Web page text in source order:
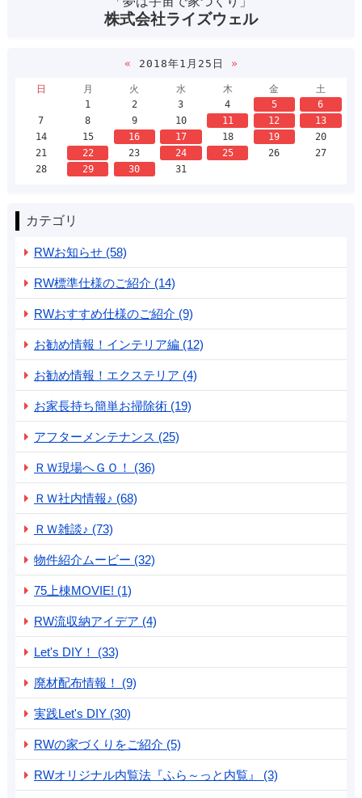
株式会社ライズウェル
« 2018年1月25日 »
日 月 火 水 木 金
土
1
2 3 4 5
6
7
8 9 10 11 12
13
14
15 16 17 18 19
20
21
22 23 24 25 26
27
28
29 30 31
カテゴリ
RWお知らせ (58)
RW標準仕様のご紹介 (14)
RWおすすめ仕様のご紹介 (9)
お勧め情報！インテリア編 (12)
お勧め情報！エクステリア (4)
お家長持ち簡単お掃除術 (19)
アフターメンテナンス (25)
ＲＷ現場へＧＯ！ (36)
ＲＷ社内情報♪ (68)
ＲＷ雑談♪ (73)
物件紹介ムービー (32)
75上棟MOVIE! (1)
RW流収納アイデア (4)
Let's DIY！ (33)
廃材配布情報！ (9)
実践Let's DIY (30)
RWの家づくりをご紹介 (5)
RWオリジナル内覧法『ふら～っと内覧』 (3)